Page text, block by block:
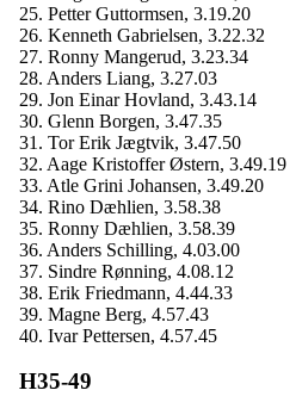
25. Petter Guttormsen, 3.19.20
26. Kenneth Gabrielsen, 3.22.32
27. Ronny Mangerud, 3.23.34
28. Anders Liang, 3.27.03
29. Jon Einar Hovland, 3.43.14
30. Glenn Borgen, 3.47.35
31. Tor Erik Jægtvik, 3.47.50
32. Aage Kristoffer Østern, 3.49.19
33. Atle Grini Johansen, 3.49.20
34. Rino Dæhlien, 3.58.38
35. Ronny Dæhlien, 3.58.39
36. Anders Schilling, 4.03.00
37. Sindre Rønning, 4.08.12
38. Erik Friedmann, 4.44.33
39. Magne Berg, 4.57.43
40. Ivar Pettersen, 4.57.45
H35-49